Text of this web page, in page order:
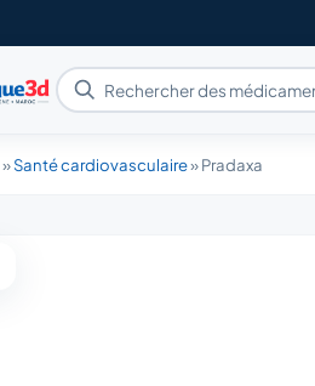
»Santé cardiovasculaire»Pradaxa